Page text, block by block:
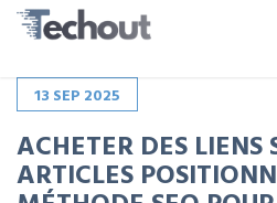
13 SEP 2025
ACHETER DES LIENS
ARTICLES